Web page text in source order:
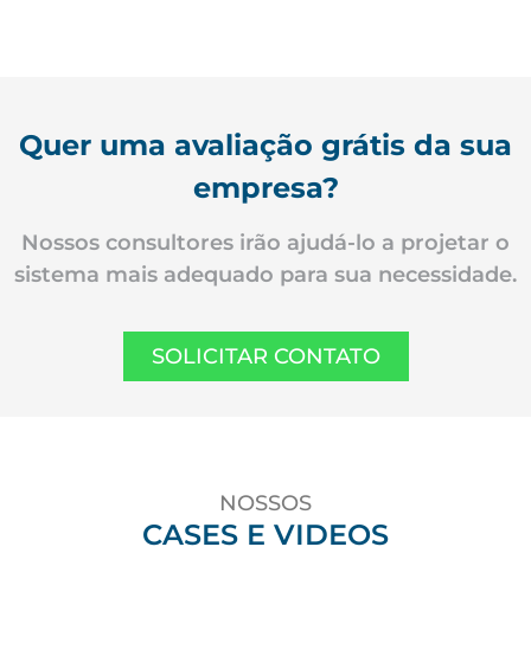
Quer uma avaliação grátis da sua
empresa?
Nossos consultores irão ajudá-lo a projetar o
sistema mais adequado para sua necessidade.
SOLICITAR CONTATO
NOSSOS
CASES E VIDEOS